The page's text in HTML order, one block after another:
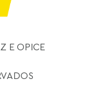
E OPICE